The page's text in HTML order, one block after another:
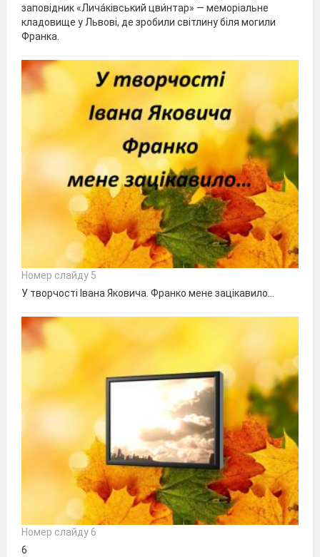
заповідник «Лича́ківський цви́нтар» — меморіальне
кладовище у Львові, де зробили світлину біля могили
Франка.
Номер слайду 5
У творчості Івана Яковича. Франко мене зацікавило…
Номер слайду 6
6